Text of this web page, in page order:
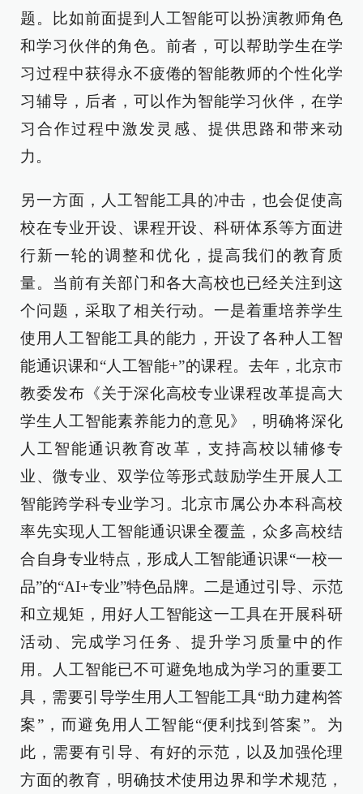
题。比如前面提到人工智能可以扮演教师角色
和学习伙伴的角色。前者，可以帮助学生在学
习过程中获得永不疲倦的智能教师的个性化学
习辅导，后者，可以作为智能学习伙伴，在学
习合作过程中激发灵感、提供思路和带来动
力。
另一方面，人工智能工具的冲击，也会促使高
校在专业开设、课程开设、科研体系等方面进
行新一轮的调整和优化，提高我们的教育质
量。当前有关部门和各大高校也已经关注到这
个问题，采取了相关行动。一是着重培养学生
使用人工智能工具的能力，开设了各种人工智
能通识课和“人工智能+”的课程。去年，北京市
教委发布《关于深化高校专业课程改革提高大
学生人工智能素养能力的意见》，明确将深化
人工智能通识教育改革，支持高校以辅修专
业、微专业、双学位等形式鼓励学生开展人工
智能跨学科专业学习。北京市属公办本科高校
率先实现人工智能通识课全覆盖，众多高校结
合自身专业特点，形成人工智能通识课“一校一
品”的“AI+专业”特色品牌。二是通过引导、示范
和立规矩，用好人工智能这一工具在开展科研
活动、完成学习任务、提升学习质量中的作
用。人工智能已不可避免地成为学习的重要工
具，需要引导学生用人工智能工具“助力建构答
案”，而避免用人工智能“便利找到答案”。为
此，需要有引导、有好的示范，以及加强伦理
方面的教育，明确技术使用边界和学术规范，